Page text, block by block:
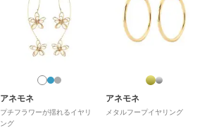
アネモネ
プチフラワーが揺れるイヤリ
ング
アネモネ
メタルフープイヤリング